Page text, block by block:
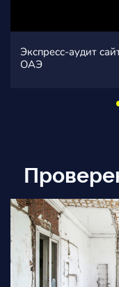
Экспресс-аудит